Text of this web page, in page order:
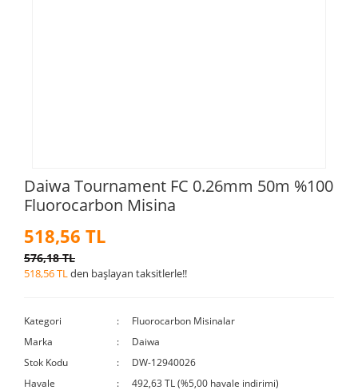
Daiwa Tournament FC 0.26mm 50m %100
Fluorocarbon Misina
518,56 TL
576,18 TL
518,56 TLden başlayan taksitlerle!!
Kategori
Fluorocarbon Misinalar
Marka
Daiwa
Stok Kodu
DW-12940026
Havale
492,63 TL (%5,00 havale indirimi)